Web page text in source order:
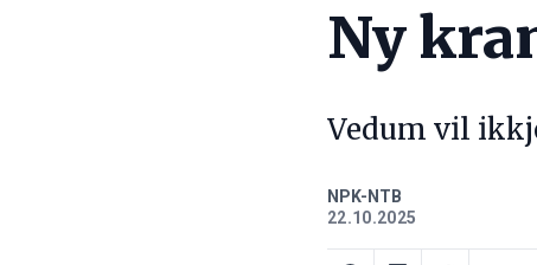
Ny
Vedum vil
NPK-NTB
22.10.2025